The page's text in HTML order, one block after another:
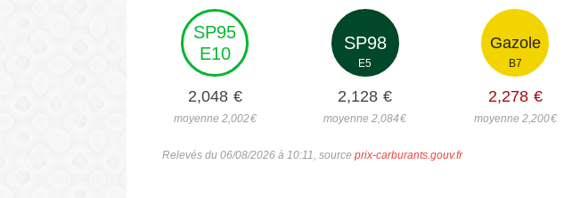
SP95
E10
2,048 €
moyenne 2,002€
SP98
E5
2,128 €
moyenne 2,084€
Gazole
B7
2,278 €
moyenne 2,200€
Relevés du 06/08/2026 à 10:11, source prix-carburants.gouv.fr